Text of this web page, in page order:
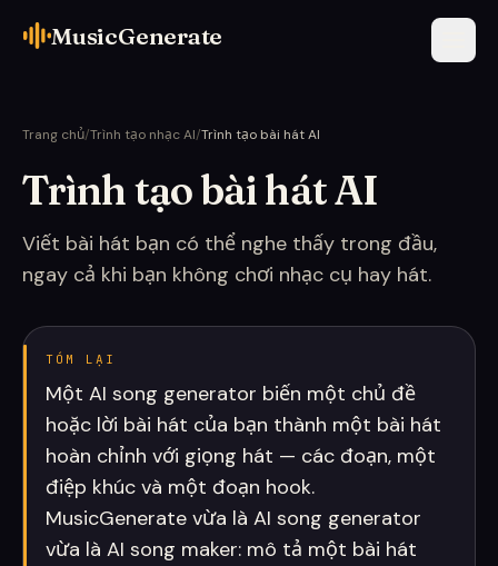
MusicGenerate
Trang chủ/Trình tạo nhạc AI/Trình tạo bài hát AI
Trình tạo bài hát AI
Viết bài hát bạn có thể nghe thấy trong đầu,
ngay cả khi bạn không chơi nhạc cụ hay hát.
TÓM LẠI
Một AI song generator biến một chủ đề
hoặc lời bài hát của bạn thành một bài hát
hoàn chỉnh với giọng hát — các đoạn, một
điệp khúc và một đoạn hook.
MusicGenerate vừa là AI song generator
vừa là AI song maker: mô tả một bài hát